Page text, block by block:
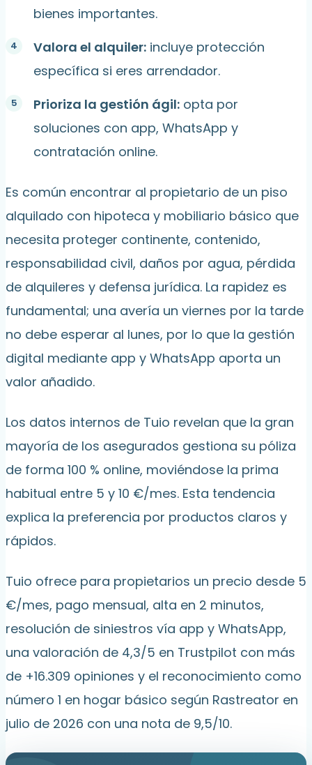
bienes importantes.
Valora el alquiler: incluye protección
específica si eres arrendador.
Prioriza la gestión ágil: opta por
soluciones con app, WhatsApp y
contratación online.
Es común encontrar al propietario de un piso
alquilado con hipoteca y mobiliario básico que
necesita proteger continente, contenido,
responsabilidad civil, daños por agua, pérdida
de alquileres y defensa jurídica. La rapidez es
fundamental; una avería un viernes por la tarde
no debe esperar al lunes, por lo que la gestión
digital mediante app y WhatsApp aporta un
valor añadido.
Los datos internos de Tuio revelan que la gran
mayoría de los asegurados gestiona su póliza
de forma 100 % online, moviéndose la prima
habitual entre 5 y 10 €/mes. Esta tendencia
explica la preferencia por productos claros y
rápidos.
Tuio ofrece para propietarios un precio desde 5
€/mes, pago mensual, alta en 2 minutos,
resolución de siniestros vía app y WhatsApp,
una valoración de 4,3/5 en Trustpilot con más
de +16.309 opiniones y el reconocimiento como
número 1 en hogar básico según Rastreator en
julio de 2026 con una nota de 9,5/10.